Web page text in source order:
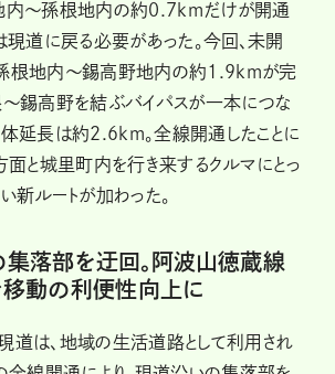
内〜孫根地内の約0.7kmだけが開通
現道に戻る必要があった。今回、未開
根地内～錫高野地内の約1.9kmが完
～錫高野を結ぶバイパスが一本につな
体延長は約2.6km。全線開通したことに
面と城里町内を行き来するクルマにとっ
新ルートが加わった。
落部を迂回。阿波山徳蔵線
動の利便性向上に
道は、地域の生活道路として利用され